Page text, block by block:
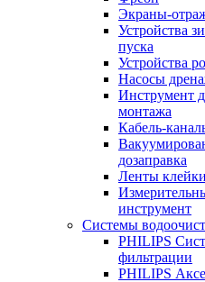
Экраны-
Устройства
пуска
Устройства
Насосы
Инструмент
монтажа
Кабель-
дозаправка
Ленты
инструмент
Системы
PHILIPS
фильтрации
PHILIPS